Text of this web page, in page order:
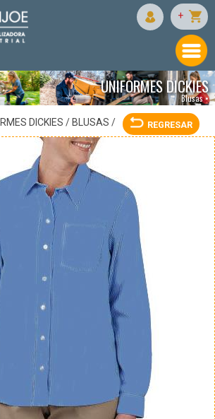
+
UNIFORMES DICKIES
Blusas •
DICKIES / BLUSAS / REGRESAR